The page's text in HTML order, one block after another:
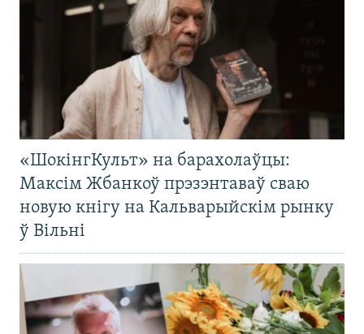
«ШокінгКульт» на барахолаўцы:
Максім Жбанкоў прэзэнтаваў сваю
новую кнігу на Кальварыйскім рынку
ў Вільні